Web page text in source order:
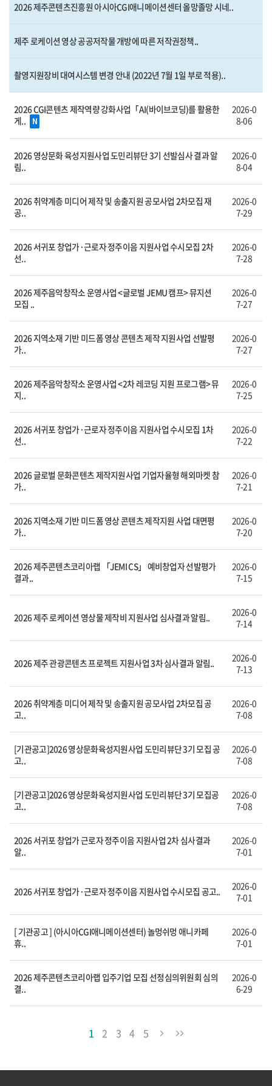
2026 제주콘텐츠진흥원 아시아CGI애니메이션센터 올망졸망 시네..
제주 로케이션 영상 공공저작물 개방에 따른 저작권정책..
촬영지원장비 대여시스템 변경 안내 (2022년 7월 1일 부로 적용)..
2026 CGI콘텐츠 제작역량 강화사업「AI(바이브코딩)를 활용한
게..
N
2026-0
8-06
2026 영상문화 육성지원사업 도민리뷰단 3기 선발심사 결과 알
림..
2026-0
8-04
2026 취약계층 미디어 제작 및 송출지원 공모사업 2차모집 재
공..
2026-0
7-29
2026 서귀포 창업가·근로자 정주이음 지원사업 수시모집 2차
선..
2026-0
7-28
2026 제주음악창작소 운영사업 <글로벌 JEMU 캠프> 뮤지션
모집 ..
2026-0
7-27
2026 지역소재 기반 미드폼 영상 콘텐츠 제작 지원사업 선발평
가..
2026-0
7-27
2026 제주음악창작소 운영사업 <2차 레코딩 지원 프로그램> 뮤
지..
2026-0
7-25
2026 서귀포 창업가·근로자 정주이음 지원사업 수시모집 1차
선..
2026-0
7-22
2026 글로벌 문화콘텐츠 제작지원사업 기업자율형 해외마켓 참
가..
2026-0
7-21
2026 지역소재 기반 미드폼 영상 콘텐츠 제작지원 사업 대면평
가..
2026-0
7-20
2026 제주콘텐츠코리아랩 「JEMI CS」 예비창업자 선발평가
결과..
2026-0
7-15
2026 제주 로케이션 영상물 제작비 지원사업 심사결과 알림..
2026-0
7-14
2026 제주 관광콘텐츠 프로젝트 지원사업 3차 심사결과 알림..
2026-0
7-13
2026 취약계층 미디어 제작 및 송출지원 공모사업 2차모집 공
고..
2026-0
7-08
[기관공고]2026 영상문화육성지원사업 도민리뷰단 3기 모집 공
고..
2026-0
7-08
[기관공고]2026 영상문화육성지원사업 도민리뷰단 3기 모집공
고..
2026-0
7-08
2026 서귀포 창업가 근로자 정주이음 지원사업 2차 심사결과
알..
2026-0
7-01
2026 서귀포 창업가·근로자 정주이음 지원사업 수시모집 공고..
2026-0
7-01
[ 기관공고 ] (아시아CGI애니메이션센터) 놀멍쉬멍 애니카페
휴..
2026-0
7-01
2026 제주콘텐츠코리아랩 입주기업 모집 선정심의위원회 심의
결..
2026-0
6-29
1 2 3 4 5